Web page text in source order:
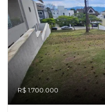
R$ 1.700.000